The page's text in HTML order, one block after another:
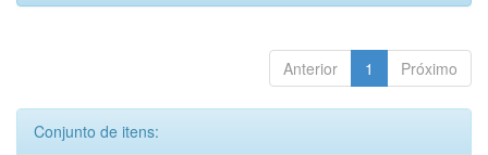
Anterior 1 Próximo
Conjunto de itens: